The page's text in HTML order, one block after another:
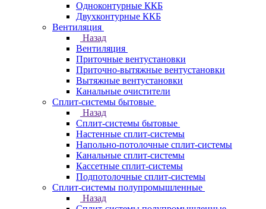
Одноконтурные ККБ
Двухконтурные ККБ
Вентиляция
Назад
Вентиляция
Приточные вентустановки
Приточно-вытяжные вентустановки
Вытяжные вентустановки
Канальные очистители
Сплит-системы бытовые
Назад
Сплит-системы бытовые
Настенные сплит-системы
Напольно-потолочные сплит-системы
Канальные сплит-системы
Кассетные сплит-системы
Подпотолочные сплит-системы
Сплит-системы полупромышленные
Назад